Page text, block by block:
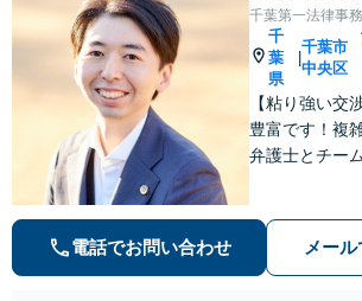
千葉第一法律事
千
葉
県
千葉市
中央区
【粘り強い交
豊富です！複
弁護士とチー
添い、不安を
気軽にご相談
電話でお問い合わせ メー